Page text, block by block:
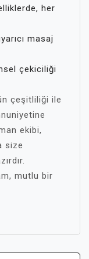
her
masaj
çekiciliği
çeşitliliği ile
ekibi,
size
mutlu bir